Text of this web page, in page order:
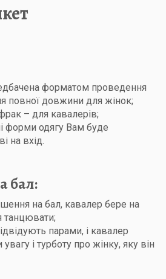
форматом проведення
повної довжини для жінок;
– для кавалерів;
форми одягу Вам буде
на вхід.
бал:
на бал, кавалер бере на
танцювати;
парами, і кавалер
і турботу про жінку, яку він